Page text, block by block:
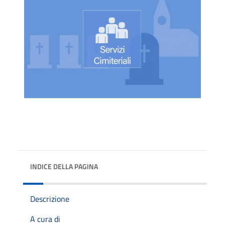
INDICE DELLA PAGINA
Descrizione
A cura di